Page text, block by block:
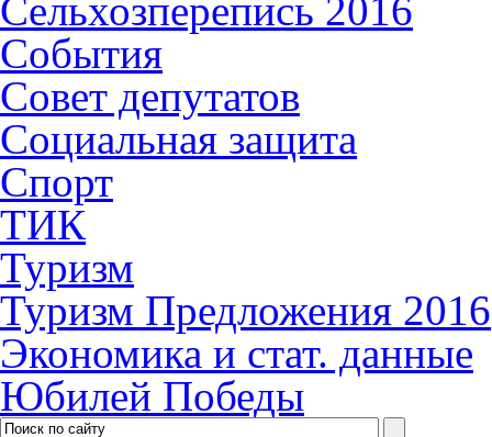
Сельхозперепись 2016
События
Совет депутатов
Социальная защита
Спорт
ТИК
Туризм
Туризм Предложения 2016
Экономика и стат. данные
Юбилей Победы